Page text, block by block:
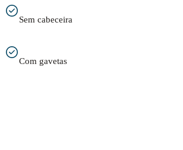
Sem cabeceira
Com gavetas